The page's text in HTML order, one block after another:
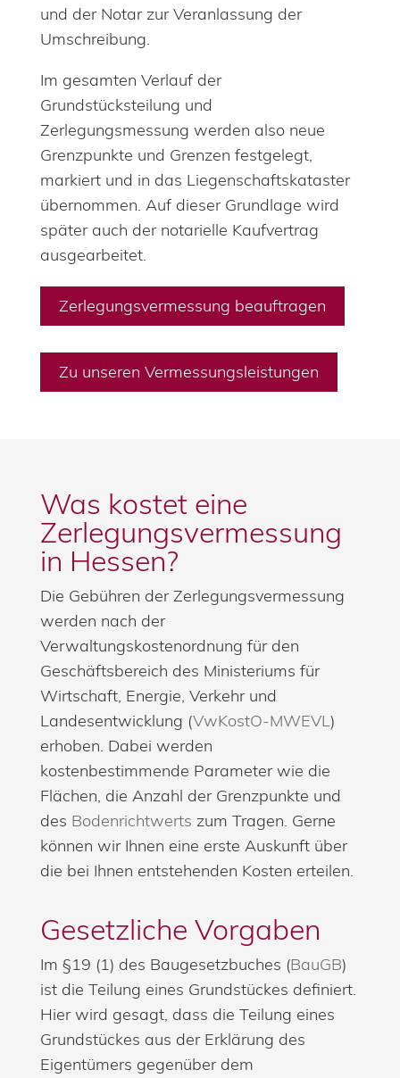
und der Notar zur Veranlassung der
Umschreibung.
Im gesamten Verlauf der
Grundstücksteilung und
Zerlegungsmessung werden also neue
Grenzpunkte und Grenzen festgelegt,
markiert und in das Liegenschaftskataster
übernommen. Auf dieser Grundlage wird
später auch der notarielle Kaufvertrag
ausgearbeitet.
Zerlegungsvermessung beauftragen
Zu unseren Vermessungsleistungen
Was kostet eine
Zerlegungsver­messung
in Hessen?
Die Gebühren der Zerlegungsvermessung
werden nach der
Verwaltungskostenordnung für den
Geschäftsbereich des Ministeriums für
Wirtschaft, Energie, Verkehr und
Landesentwicklung (VwKostO-MWEVL)
erhoben. Dabei werden
kostenbestimmende Parameter wie die
Flächen, die Anzahl der Grenzpunkte und
des Bodenrichtwerts zum Tragen. Gerne
können wir Ihnen eine erste Auskunft über
die bei Ihnen entstehenden Kosten erteilen.
Gesetzliche Vorgaben
Im §19 (1) des Baugesetzbuches (BauGB)
ist die Teilung eines Grundstückes definiert.
Hier wird gesagt, dass die Teilung eines
Grundstückes aus der Erklärung des
Eigentümers gegenüber dem